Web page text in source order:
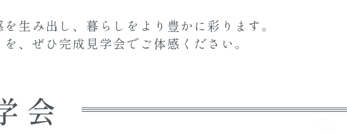
生み出し、暮らしをより豊かに彩ります。
、ぜひ完成見学会でご体感ください。
会